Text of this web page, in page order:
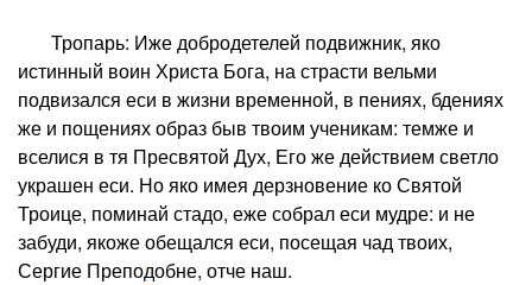
Тропарь: Иже добродетелей подвижник, яко
истинный воин Христа Бога, на страсти вельми
подвизался еси в жизни временной, в пениях, бдениях
же и пощениях образ быв твоим ученикам: темже и
вселися в тя Пресвятой Дух, Его же действием светло
украшен еси. Но яко имея дерзновение ко Святой
Троице, поминай стадо, еже собрал еси мудре: и не
забуди, якоже обещался еси, посещая чад твоих,
Сергие Преподобне, отче наш.